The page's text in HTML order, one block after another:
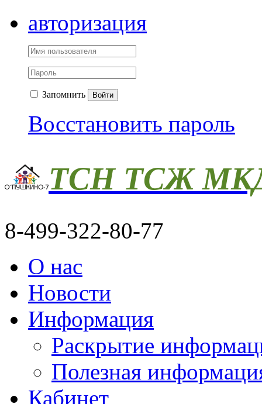
авторизация
Запомнить Войти
Восстановить пароль
ТСН ТСЖ
8-499-322-80-77
О нас
Новости
Информация
Раскрытие
Полезная
Кабинет